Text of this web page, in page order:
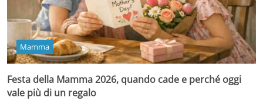
Mamma
Festa della Mamma 2026, quando cade e perché oggi
vale più di un regalo